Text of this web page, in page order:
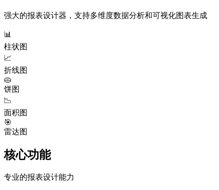
强大的报表设计器，支持多维度数据分析和可视化图表生成
📊
柱状图
📈
折线图
🥧
饼图
📉
面积图
🎯
雷达图
核心功能
专业的报表设计能力